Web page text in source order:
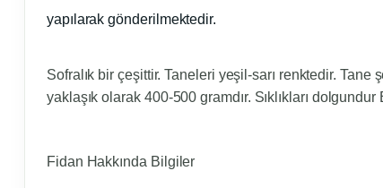
yapılarak gönderilmektedir.
Sofralık bir çeşittir. Taneleri yeşil-sarı renktedir.
yaklaşık olarak 400-500 gramdır. Sıklıkları
Fidan Hakkında Bilgiler